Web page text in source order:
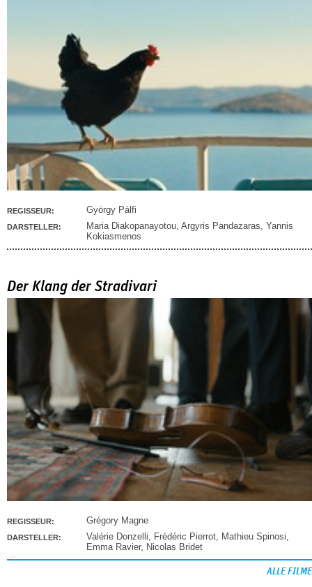
REGISSEUR: György Pálfi
DARSTELLER: Maria Diakopanayotou, Argyris Pandazaras, Yannis
Kokiasmenos
Der Klang der Stradivari
REGISSEUR: Grégory Magne
DARSTELLER: Valérie Donzelli, Frédéric Pierrot, Mathieu Spinosi,
Emma Ravier, Nicolas Bridet
ALLE FILME